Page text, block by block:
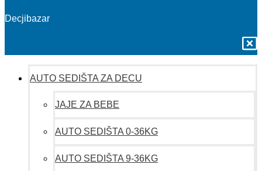
Decjibazar
AUTO SEDIŠTA ZA DECU
JAJE ZA BEBE
AUTO SEDIŠTA 0-36KG
AUTO SEDIŠTA 9-36KG